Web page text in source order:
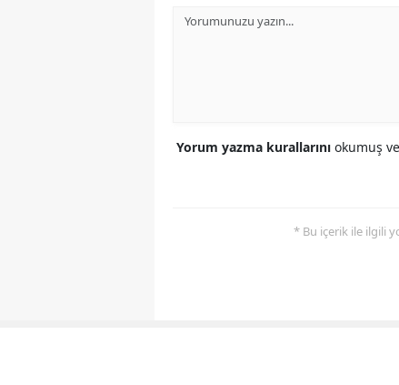
Yorum yazma kurallarını okumuş
* Bu içerik ile ilgili